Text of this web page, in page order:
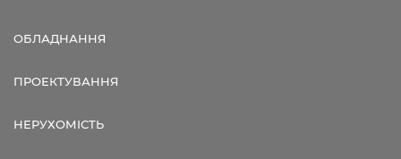
ОБЛАДНАННЯ
ПРОЕКТУВАННЯ
НЕРУХОМІСТЬ